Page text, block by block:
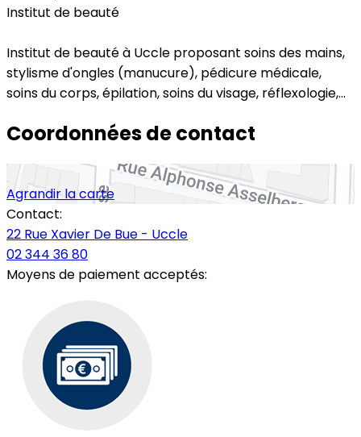
Institut de beauté
Institut de beauté à Uccle proposant soins des mains,
stylisme d'ongles (manucure), pédicure médicale,
soins du corps, épilation, soins du visage, réflexologie,...
Coordonnées de contact
Agrandir la carte
Contact:
22 Rue Xavier De Bue - Uccle
02 344 36 80
Moyens de paiement acceptés: